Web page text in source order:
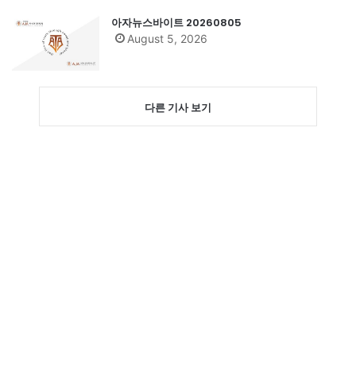
아자뉴스바이트 20260805
August 5, 2026
다른 기사 보기